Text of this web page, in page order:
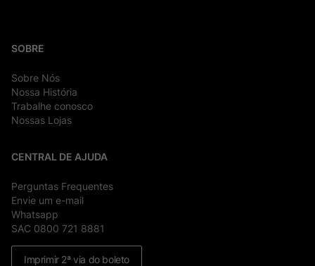
SOBRE
Sobre Nós
Nossa História
Trabalhe conosco
Nossas Lojas
CENTRAL DE AJUDA
Perguntas Frequentes
Envie um e-mail
Whatsapp
SAC 0800 721 8881
Imprimir 2ª via do boleto